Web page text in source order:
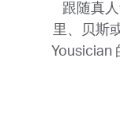
跟随真
里、贝斯
Yousician